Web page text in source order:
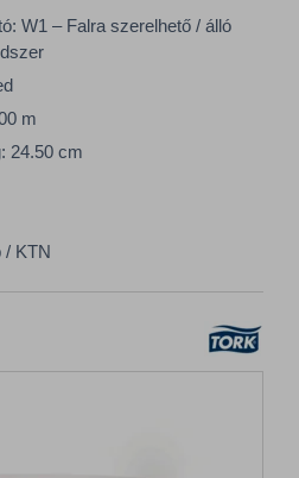
W1 – Falra szerelhető / álló
m
24.50 cm
/ KTN